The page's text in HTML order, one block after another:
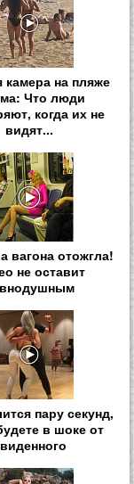
камера на пляже
Что люди
когда их не
видят...
вагона отожгла!
не оставит
пару секунд,
в шоке от